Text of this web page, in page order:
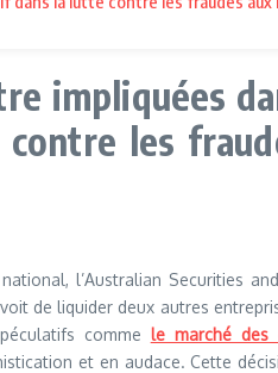
impliquées
les
l’Australian Securities
de liquider deux autres
comme le marché des
et en audace. Cette